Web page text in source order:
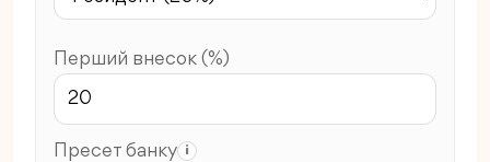
Перший внесок (%)
Пресет банку i